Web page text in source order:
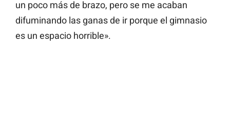
un poco más de brazo, pero se me acaban
difuminando las ganas de ir porque el gimnasio
es un espacio horrible».